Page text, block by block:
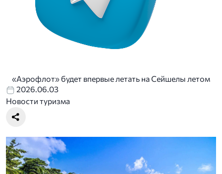
«Аэрофлот» будет впервые летать на Сейшелы летом
2026.06.03
Новости туризма